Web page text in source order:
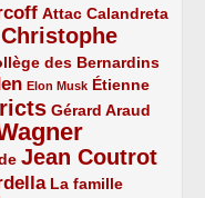
Attac Calandreta
Christophe
des Bernardins
Elon Musk Étienne
Gérard Araud
Jean Coutrot
La famille